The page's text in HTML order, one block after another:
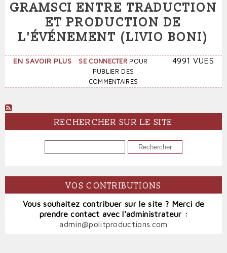
GRAMSCI ENTRE TRADUCTION
ET PRODUCTION DE
L'ÉVÉNEMENT (LIVIO BONI)
EN SAVOIR PLUS SUR
GRAMSCI
ENTRE
PRODUCTION
DE
L'ÉVÉNEMENT
(LIVIO
BONI)
SE CONNECTER POUR
PUBLIER DES
COMMENTAIRES
4991 VUES
RECHERCHER SUR LE SITE
RECHERCHER
VOS CONTRIBUTIONS
Vous souhaitez contribuer sur le site ? Merci de
prendre contact avec l'administrateur :
admin@politproductions.com